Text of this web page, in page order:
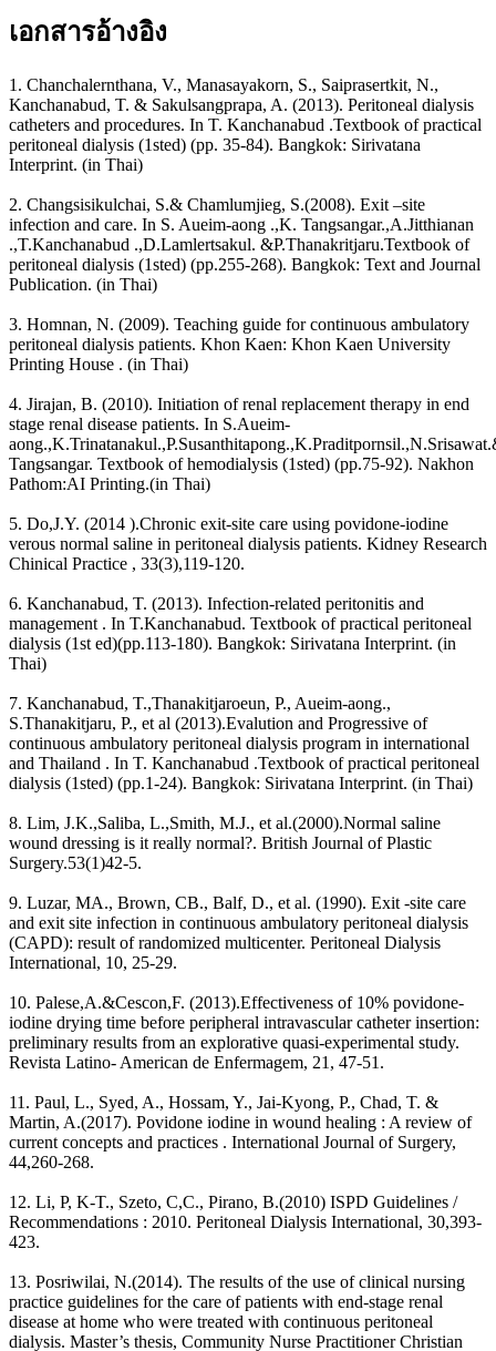
เอกสารอ้างอิง
1. Chanchalernthana, V., Manasayakorn, S., Saiprasertkit, N.,
Kanchanabud, T. & Sakulsangprapa, A. (2013). Peritoneal dialysis
catheters and procedures. In T. Kanchanabud .Textbook of practical
peritoneal dialysis (1sted) (pp. 35-84). Bangkok: Sirivatana
Interprint. (in Thai)
2. Changsisikulchai, S.& Chamlumjieg, S.(2008). Exit –site
infection and care. In S. Aueim-aong .,K. Tangsangar.,A.Jitthianan
.,T.Kanchanabud .,D.Lamlertsakul. &P.Thanakritjaru.Textbook of
peritoneal dialysis (1sted) (pp.255-268). Bangkok: Text and Journal
Publication. (in Thai)
3. Homnan, N. (2009). Teaching guide for continuous ambulatory
peritoneal dialysis patients. Khon Kaen: Khon Kaen University
Printing House . (in Thai)
4. Jirajan, B. (2010). Initiation of renal replacement therapy in end
stage renal disease patients. In S.Aueim-
Tangsangar. Textbook of hemodialysis (1sted) (pp.75-92). Nakhon
Pathom:AI Printing.(in Thai)
5. Do,J.Y. (2014 ).Chronic exit-site care using povidone-iodine
verous normal saline in peritoneal dialysis patients. Kidney Research
Chinical Practice , 33(3),119-120.
6. Kanchanabud, T. (2013). Infection-related peritonitis and
management . In T.Kanchanabud. Textbook of practical peritoneal
dialysis (1st ed)(pp.113-180). Bangkok: Sirivatana Interprint. (in
Thai)
7. Kanchanabud, T.,Thanakitjaroeun, P., Aueim-aong.,
S.Thanakitjaru, P., et al (2013).Evalution and Progressive of
continuous ambulatory peritoneal dialysis program in international
and Thailand . In T. Kanchanabud .Textbook of practical peritoneal
dialysis (1sted) (pp.1-24). Bangkok: Sirivatana Interprint. (in Thai)
8. Lim, J.K.,Saliba, L.,Smith, M.J., et al.(2000).Normal saline
wound dressing is it really normal?. British Journal of Plastic
Surgery.53(1)42-5.
9. Luzar, MA., Brown, CB., Balf, D., et al. (1990). Exit -site care
and exit site infection in continuous ambulatory peritoneal dialysis
(CAPD): result of randomized multicenter. Peritoneal Dialysis
International, 10, 25-29.
10. Palese,A.&Cescon,F. (2013).Effectiveness of 10% povidone-
iodine drying time before peripheral intravascular catheter insertion:
preliminary results from an explorative quasi-experimental study.
Revista Latino- American de Enfermagem, 21, 47-51.
11. Paul, L., Syed, A., Hossam, Y., Jai-Kyong, P., Chad, T. &
Martin, A.(2017). Povidone iodine in wound healing : A review of
current concepts and practices . International Journal of Surgery,
44,260-268.
12. Li, P, K-T., Szeto, C,C., Pirano, B.(2010) ISPD Guidelines /
Recommendations : 2010. Peritoneal Dialysis International, 30,393-
423.
13. Posriwilai, N.(2014). The results of the use of clinical nursing
practice guidelines for the care of patients with end-stage renal
disease at home who were treated with continuous peritoneal
dialysis. Master’s thesis, Community Nurse Practitioner Christian